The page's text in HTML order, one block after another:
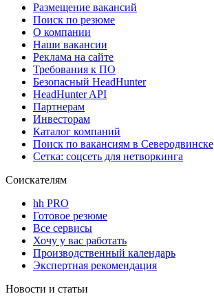
Размещение вакансий
Поиск по резюме
О компании
Наши вакансии
Реклама на сайте
Требования к ПО
Безопасный HeadHunter
HeadHunter API
Партнерам
Инвесторам
Каталог компаний
Поиск по вакансиям в Северодвинске
Сетка: соцсеть для нетворкинга
Соискателям
hh PRO
Готовое резюме
Все сервисы
Хочу у вас работать
Производственный календарь
Экспертная рекомендация
Новости и статьи